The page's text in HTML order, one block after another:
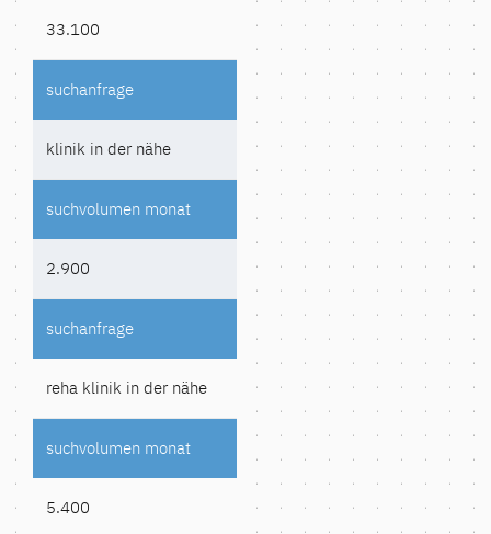
33.100
klinik in der nähe
2.900
reha klinik in der nähe
5.400